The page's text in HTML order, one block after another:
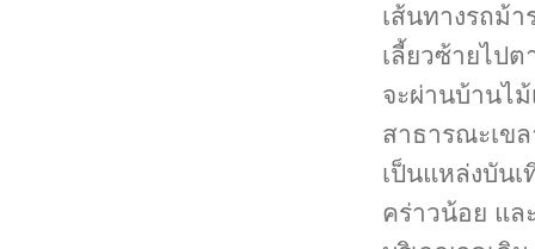
เส้นทางรถม้
เลี้ยวซ้ายไป
จะผ่านบ้านไ
สาธารณะเข
เป็นแหล่งบัน
คร่าวน้อย แ